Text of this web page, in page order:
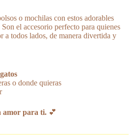
o mochilas con estos adorables
el accesorio perfecto para quienes
a todos lados, de manera divertida y
o donde quieras
amor para ti.💕